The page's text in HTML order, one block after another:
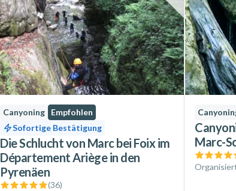
Canyoning
Empfohlen
Sofortige Bestätigung
Die Schlucht von Marc bei Foix im
Département Ariège in den
Pyrenäen
(36)
Marc-